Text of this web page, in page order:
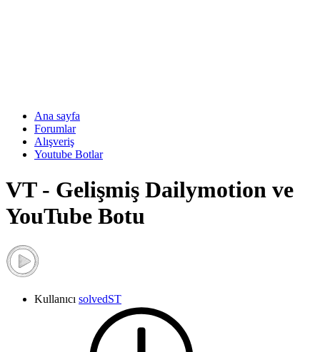
Ana sayfa
Forumlar
Alışveriş
Youtube Botlar
VT - Gelişmiş Dailymotion ve
YouTube Botu
Kullanıcı solvedST